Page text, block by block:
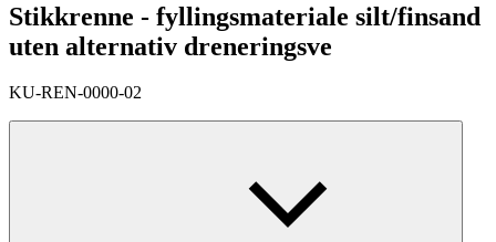
Stikkrenne - fyllingsmateriale silt/finsand
uten alternativ dreneringsve
KU-REN-0000-02